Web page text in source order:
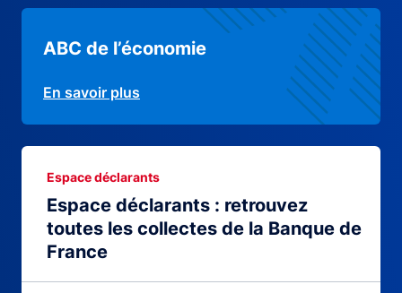
ABC de l’économie
En savoir plus
Espace déclarants : retrouvez
toutes les collectes de la Banque de
France
Espace déclarants